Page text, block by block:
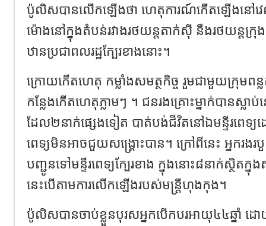
ប៉ូលិសបានលើកឡើងថា ហេតុការណ៍កើតឡើងនៅវ
ម៉ោងនៅក្នុងតំបន់រវាងរថយន្តតាក់ស៊ី នឹងរថយន្តក្
ឋានប្រជាពលរដ្ឋក្បែរខាងនោះ។
ក្រោយកើតហេតុ កម្លាំងសមត្ថកិច្ច រួមជាមួយក្រុមព
កន្លែងកើតហេតុភ្លាមៗ ។ ជនរងគ្រោះម្នាក់បានស្ល
ដែល២នាក់ផ្សេងទៀត បាត់បង់ជីវិតនៅឯមន្ទីរពេទ្យ
ពេទ្យមិនអាចជួយសង្គ្រោះបាន។ ក្រៅពីនេះ អ្នករងរ
បញ្ជូនទៅមន្ទីរពេទ្យក្បែរខាង ក្នុងនោះ៨នាក់ស្ថិតក្នុ
នេះបើតាមការលើកឡើងរបស់មន្ត្រីហុងកុង។
ប៉ូលិសបានចាប់ខ្លួនបុរសអ្នកបើកបរអាយុ៤៤ឆ្នាំ